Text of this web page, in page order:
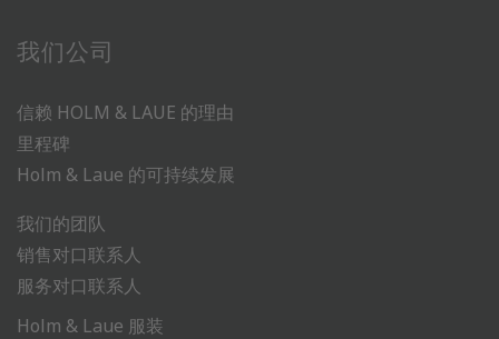
我们公司
信赖 HOLM & LAUE 的理由
里程碑
Holm & Laue 的可持续发展
我们的团队
销售对口联系人
服务对口联系人
Holm & Laue 服装